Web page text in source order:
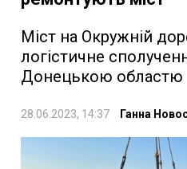
Міст на Окружній
логістичне
Донецькою областю
28.06.2023, 14:37 Ганна